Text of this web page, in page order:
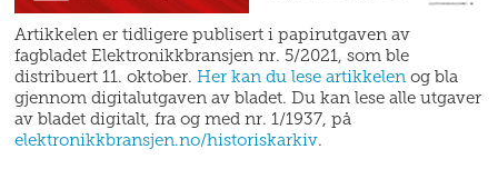
Artikkelen er tidligere publisert i papirutgaven av
fagbladet Elektronikkbransjen nr. 5/2021, som ble
distribuert 11. oktober.Her kan du lese artikkelen og bla
gjennom digitalutgaven av bladet. Du kan lese alle utgaver
av bladet digitalt, fra og med nr. 1/1937, på
elektronikkbransjen.no/historiskarkiv.